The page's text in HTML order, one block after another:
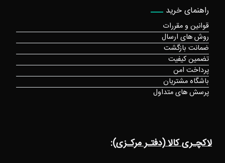
لاکچـری کالا (دفتـر مرکـزی):
راهنمای خرید
قوانین و مقررات
روش های ارسال
ضمانت بازگشت
تضمین کیفیت
پرداخت امن
باشگاه مشتریان
پرسش های متداول